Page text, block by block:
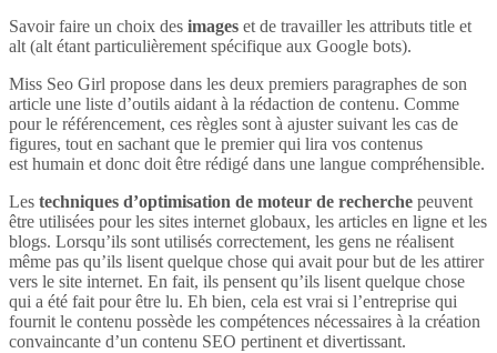
Savoir faire un choix des images et de travailler les attributs title et
alt (alt étant particulièrement spécifique aux Google bots).
Miss Seo Girl propose dans les deux premiers paragraphes de son
article une liste d’outils aidant à la rédaction de contenu. Comme
pour le référencement, ces règles sont à ajuster suivant les cas de
figures, tout en sachant que le premier qui lira vos contenus
est humain et donc doit être rédigé dans une langue compréhensible.
Les techniques d’optimisation de moteur de recherche peuvent
être utilisées pour les sites internet globaux, les articles en ligne et les
blogs. Lorsqu’ils sont utilisés correctement, les gens ne réalisent
même pas qu’ils lisent quelque chose qui avait pour but de les attirer
vers le site internet. En fait, ils pensent qu’ils lisent quelque chose
qui a été fait pour être lu. Eh bien, cela est vrai si l’entreprise qui
fournit le contenu possède les compétences nécessaires à la création
convaincante d’un contenu SEO pertinent et divertissant.